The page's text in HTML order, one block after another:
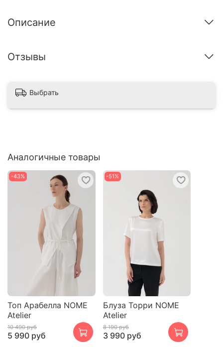
Описание
Отзывы
Выбрать
Аналогичные товары
-43%
Топ Арабелла NOME
Atelier
10 490 руб
5 990 руб
-51%
Блуза Торри NOME
Atelier
8 190 руб
3 990 руб